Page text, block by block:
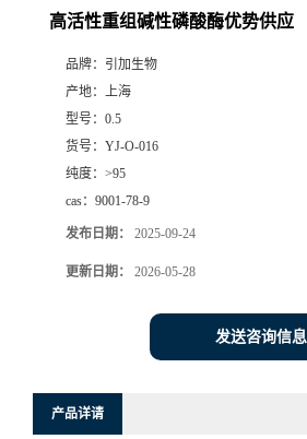
高活性重组碱性磷酸酶优势供应
品牌： 引加生物
产地：
上海
型号： 0.5
货号： YJ-O-016
纯度： >95
cas： 9001-78-9
发布日期： 2025-09-24
更新日期： 2026-05-28
发送咨询信息
产品详请